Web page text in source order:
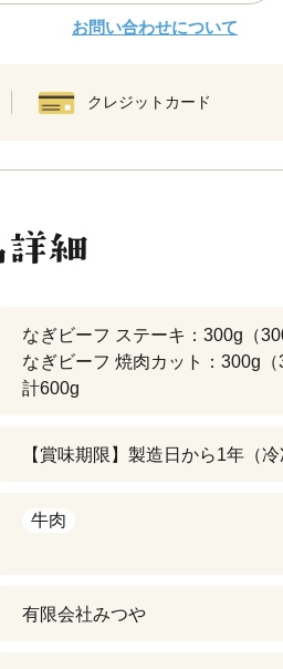
お問い合わせについて
クレジットカード
なぎビーフ ステーキ：300g（
なぎビーフ 焼肉カット：300g（
計600g
【賞味期限】製造日から1年（冷
牛肉
有限会社みつや